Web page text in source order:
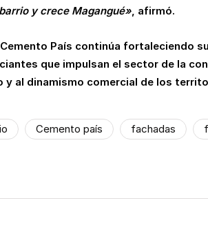
y crece Magangué» , afirmó.
País continúa fortaleciendo
que impulsan el sector de la
y al dinamismo comercial de los
Cemento país fachadas